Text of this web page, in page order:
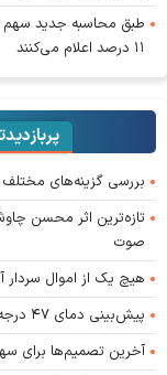
۱۱ درصد اعلام می‌کنند
بررسی گزینه‌های مختلف
صوت
هیچ یک از اموال
پیش‌بینی دمای ۴۷ درجه در عراق طی در روز اربعین
آخرین تصمیم‌ها برای